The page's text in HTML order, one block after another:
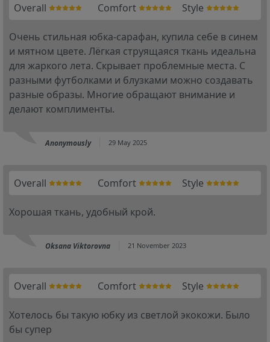
Overall Comfort Style
Очень стильная юбка-сарафан, купила себе в синем
и мятном цвете. Лёгкая струящаяся ткань идеальна
для жаркого лета. Скрывает проблемные места. С
разными футболками и блузками можно создавать
разные образы. Многие обращают внимание и
делают комплименты.
Anonymously 29 May 2025
Overall Comfort Style
Хорошая ткань, удобный крой.
Oksana Viktorovna 21 November 2023
Overall Comfort Style
Хотелось бы такую юбку из светлой экокожи. Было
бы супер